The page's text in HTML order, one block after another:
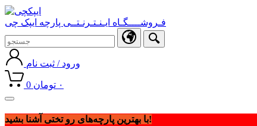
فـروشــــگـاه ایـنـتـرنـتــی پارچه ایپک چی
ورود / ثبت نام
0 ۰ تومان
Toggle
navigation
با بهترین پارچه‌های رو تختی آشنا بشید!